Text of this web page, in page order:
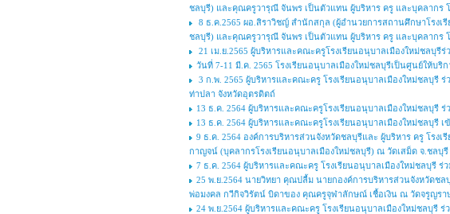
ชลบุรี) และคุณครูวารุณี จันพร เป็นตัวแทน ผู้บริหาร ครู และบุคลากร
8 ธ.ค.2565 ผอ.สิราวิชญ์ สำนักสกุล (ผู้อำนวยการสถานศึกษาโรง
ชลบุรี) และคุณครูวารุณี จันพร เป็นตัวแทน ผู้บริหาร ครู และบุคลากร โ
21 เม.ย.2565 ผู้บริหารและคณะครูโรงเรียนอนุบาลเมืองใหม่ชล
วันที่ 7-11 มี.ค. 2565 โรงเรียนอนุบาลเมืองใหม่ชลบุรีเป็นศูนย์ให้บ
3 ก.พ. 2565 ผู้บริหารและคณะครู โรงเรียนอนุบาลเมืองใหม่ชลบุ
ท่าปลา จังหวัดอุตรดิตถ์
13 ธ.ค. 2564 ผู้บริหารและคณะครูโรงเรียนอนุบาลเมืองใหม่ชลบุ
13 ธ.ค. 2564 ผู้บริหารและคณะครูโรงเรียนอนุบาลเมืองใหม่ชลบุรี
9 ธ.ค. 2564 องค์การบริหารส่วนจังหวัดชลบุรีและ ผู้บริหาร ครู โร
กาญจน์ (บุคลากรโรงเรียนอนุบาลเมืองใหม่ชลบุรี) ณ วัดเสม็ด จ.ชลบุรี
7 ธ.ค. 2564 ผู้บริหารและคณะครู โรงเรียนอนุบาลเมืองใหม่ชลบุ
25 พ.ย.2564 นายวิทยา คุณปลื้ม นายกองค์การบริหารส่วนจังหวัดช
พ่อมงคล กวีกิจวิรัตน์ บิดาของ คุณครูจุฬาลักษณ์ เชื้อเงิน ณ วัดจรูญรา
24 พ.ย.2564 ผู้บริหารและคณะครู โรงเรียนอนุบาลเมืองใหม่ชลบุ